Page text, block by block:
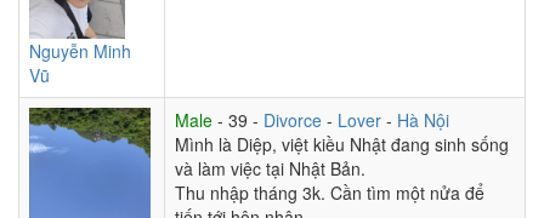
Nguyễn Minh
Vũ
Male - 39 - Divorce - Lover - Hà Nội
Mình là Diệp, việt kiều Nhật đang sinh sống
và làm việc tại Nhật Bản.
Thu nhập tháng 3k. Cần tìm một nửa để